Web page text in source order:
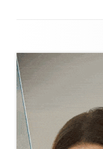
Sivupalkki